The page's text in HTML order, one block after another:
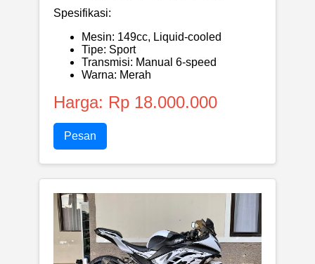
Spesifikasi:
Mesin: 149cc, Liquid-cooled
Tipe: Sport
Transmisi: Manual 6-speed
Warna: Merah
Harga: Rp 18.000.000
Pesan